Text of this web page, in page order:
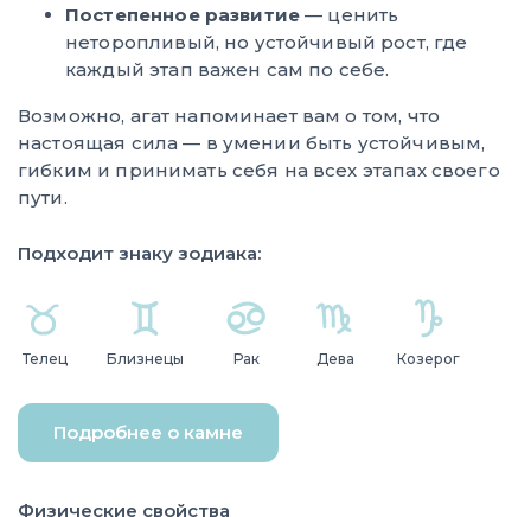
Постепенное развитие — ценить
неторопливый, но устойчивый рост, где
каждый этап важен сам по себе.
Возможно, агат напоминает вам о том, что
настоящая сила — в умении быть устойчивым,
гибким и принимать себя на всех этапах своего
пути.
Подходит знаку зодиака:
Телец Близнецы Рак Дева Козерог
Подробнее о камне
Физические свойства